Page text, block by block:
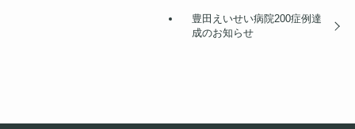
豊田えいせい病院200症例達
成のお知らせ